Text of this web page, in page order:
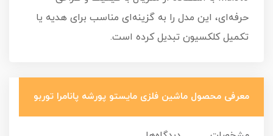
حرفه‌ای، این مدل را به گزینه‌ای مناسب برای هدیه یا
تکمیل کلکسیون تبدیل کرده است.
معرفی محصول ماشین فلزی مایستو پورشه پانامرا توربو